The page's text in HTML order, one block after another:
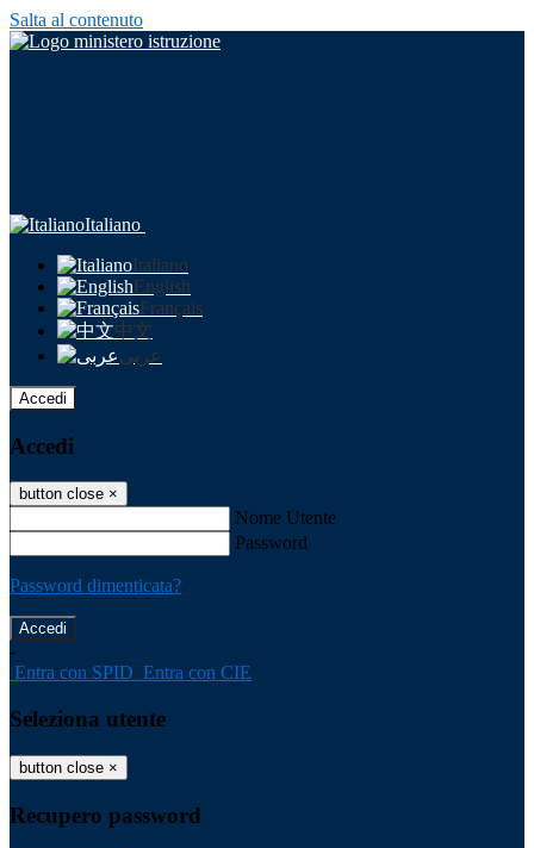
Salta al contenuto
Italiano
Italiano
English
Français
中文
عربى
Accedi
Accedi
button close ×
Nome Utente
Password
Password dimenticata?
-
Entra con SPID Entra con CIE
Seleziona utente
button close ×
Recupero password